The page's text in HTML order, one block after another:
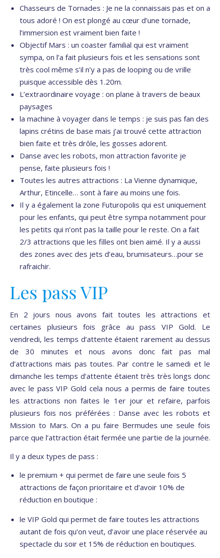
Chasseurs de Tornades : Je ne la connaissais pas et on a
tous adoré ! On est plongé au cœur d’une tornade,
l’immersion est vraiment bien faite !
Objectif Mars : un coaster familial qui est vraiment
sympa, on l’a fait plusieurs fois et les sensations sont
très cool même s’il n’y a pas de looping ou de vrille
puisque accessible dès 1.20m.
L’extraordinaire voyage : on plane à travers de beaux
paysages
la machine à voyager dans le temps : je suis pas fan des
lapins crétins de base mais j’ai trouvé cette attraction
bien faite et très drôle, les gosses adorent.
Danse avec les robots, mon attraction favorite je
pense, faite plusieurs fois !
Toutes les autres attractions : La Vienne dynamique,
Arthur, Etincelle… sont à faire au moins une fois.
Il y a également la zone Futuropolis qui est uniquement
pour les enfants, qui peut être sympa notamment pour
les petits qui n’ont pas la taille pour le reste. On a fait
2/3 attractions que les filles ont bien aimé. Il y a aussi
des zones avec des jets d’eau, brumisateurs…pour se
rafraichir.
Les pass VIP
En 2 jours nous avons fait toutes les attractions et
certaines plusieurs fois grâce au pass VIP Gold. Le
vendredi, les temps d’attente étaient rarement au dessus
de 30 minutes et nous avons donc fait pas mal
d’attractions mais pas toutes. Par contre le samedi et le
dimanche les temps d’attente étaient très très longs donc
avec le pass VIP Gold cela nous a permis de faire toutes
les attractions non faites le 1er jour et refaire, parfois
plusieurs fois nos préférées : Danse avec les robots et
Mission to Mars. On a pu faire Bermudes une seule fois
parce que l’attraction était fermée une partie de la journée.
Il y a deux types de pass :
le premium + qui permet de faire une seule fois 5
attractions de façon prioritaire et d’avoir 10% de
réduction en boutique :
le VIP Gold qui permet de faire toutes les attractions
autant de fois qu’on veut, d’avoir une place réservée au
spectacle du soir et 15% de réduction en boutiques.